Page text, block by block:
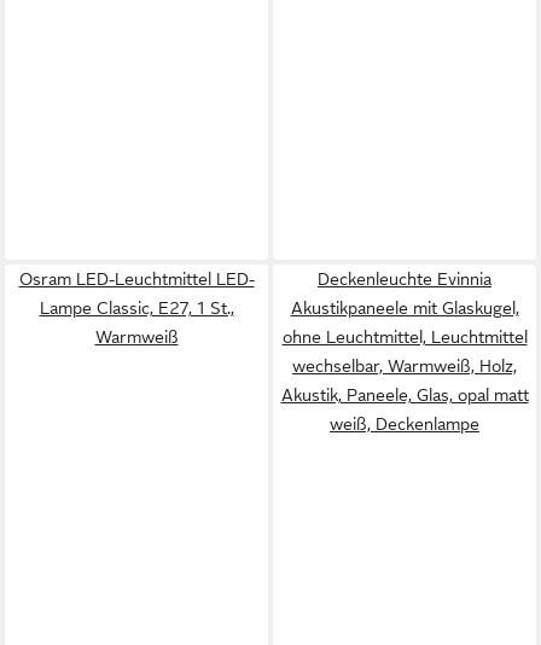
Osram LED-Leuchtmittel LED-
Lampe Classic, E27, 1 St.,
Warmweiß
Deckenleuchte Evinnia
Akustikpaneele mit Glaskugel,
ohne Leuchtmittel, Leuchtmittel
wechselbar, Warmweiß, Holz,
Akustik, Paneele, Glas, opal matt
weiß, Deckenlampe